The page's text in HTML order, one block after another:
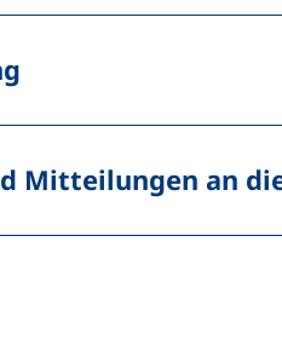
Mitteilungen an